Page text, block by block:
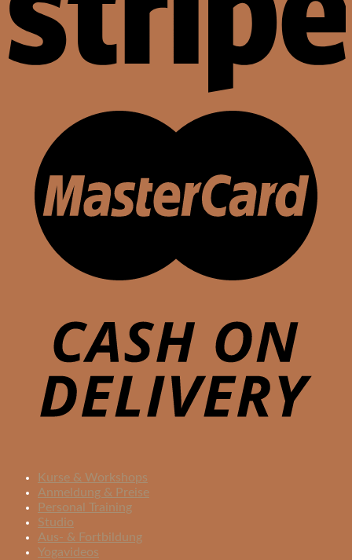
Kurse & Workshops
Anmeldung & Preise
Personal Training
Studio
Aus- & Fortbildung
Yogavideos